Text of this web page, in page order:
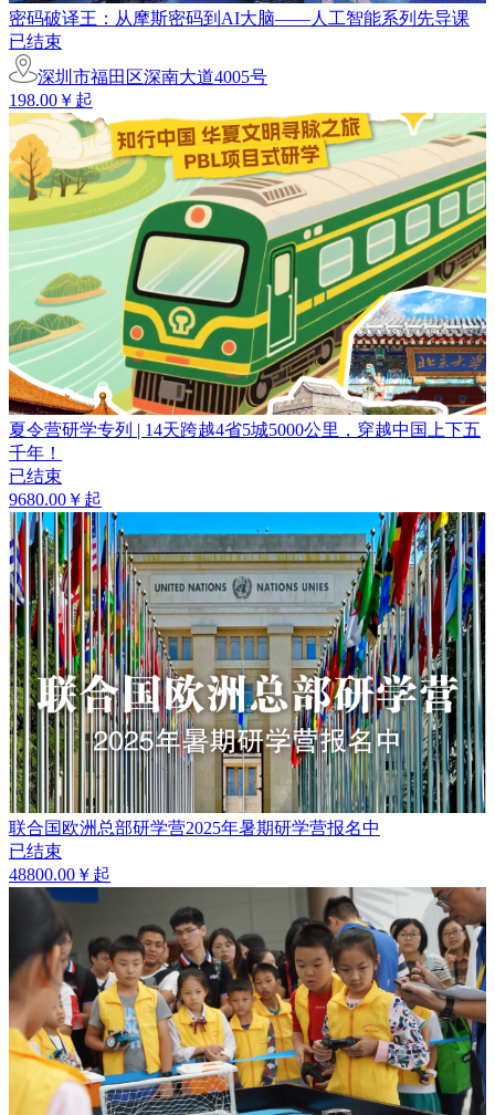
密码破译王：从摩斯密码到AI大脑——人工智能系列先导课
已结束
深圳市福田区深南大道4005号
198.00￥起
夏令营研学专列 | 14天跨越4省5城5000公里，穿越中国上下五
千年！
已结束
9680.00￥起
联合国欧洲总部研学营2025年暑期研学营报名中
已结束
48800.00￥起